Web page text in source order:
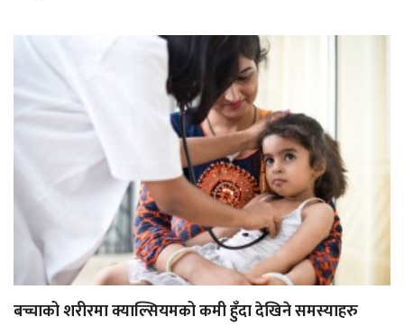
बच्चाको शरीरमा क्याल्सियमको कमी हुँदा देखिने समस्याहरु